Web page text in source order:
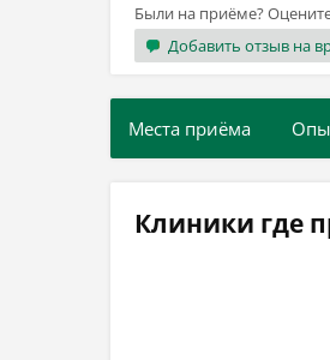
Были на приёме?
Добавить отзыв на
Места приёма
Клиники где